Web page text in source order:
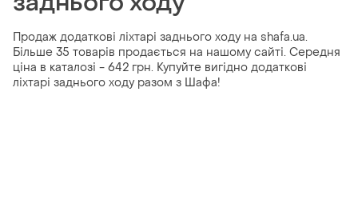
Продаж додаткові ліхтарі заднього ходу на shafa.ua.
Більше 35 товарів продається на нашому сайті. Середня
ціна в каталозі - 642 грн. Купуйте вигідно додаткові
ліхтарі заднього ходу разом з Шафа!